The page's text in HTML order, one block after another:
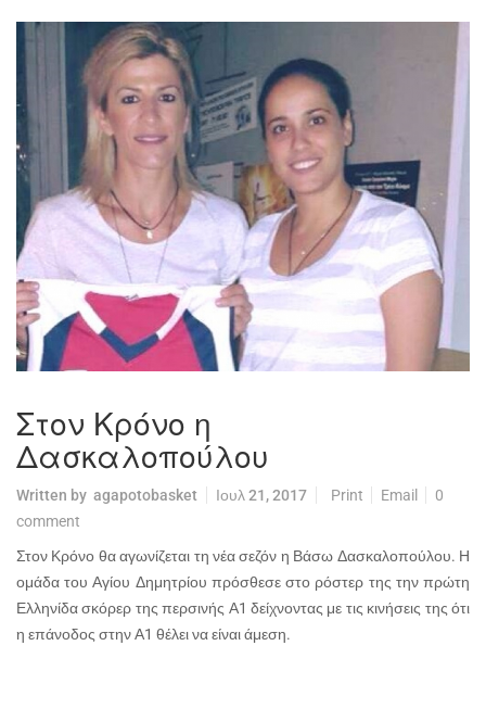
Στον Κρόνο η
Δασκαλοπούλου
Written by agapotobasket Ιουλ 21, 2017 Print Email
0
comment
Στον Κρόνο θα αγωνίζεται τη νέα σεζόν η Βάσω Δασκαλοπούλου. Η
ομάδα του Αγίου Δημητρίου πρόσθεσε στο ρόστερ της την πρώτη
Ελληνίδα σκόρερ της περσινής Α1 δείχνοντας με τις κινήσεις της ότι
η επάνοδος στην Α1 θέλει να είναι άμεση.